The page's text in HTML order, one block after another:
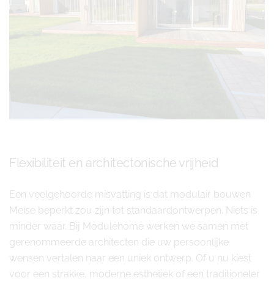
Flexibiliteit en architectonische vrijheid
Een veelgehoorde misvatting is dat modulair bouwen
Meise beperkt zou zijn tot standaardontwerpen. Niets is
minder waar. Bij Modulehome werken we samen met
gerenommeerde architecten die uw persoonlijke
wensen vertalen naar een uniek ontwerp. Of u nu kiest
voor een strakke, moderne esthetiek of een traditioneler